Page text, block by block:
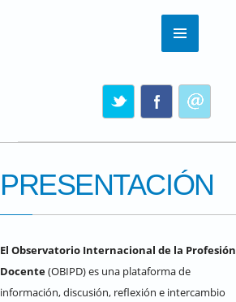
PRESENTACIÓN
El Observatorio Internacional de la Profesión
Docente(OBIPD) es una plataforma de
información, discusión, reflexión e intercambio